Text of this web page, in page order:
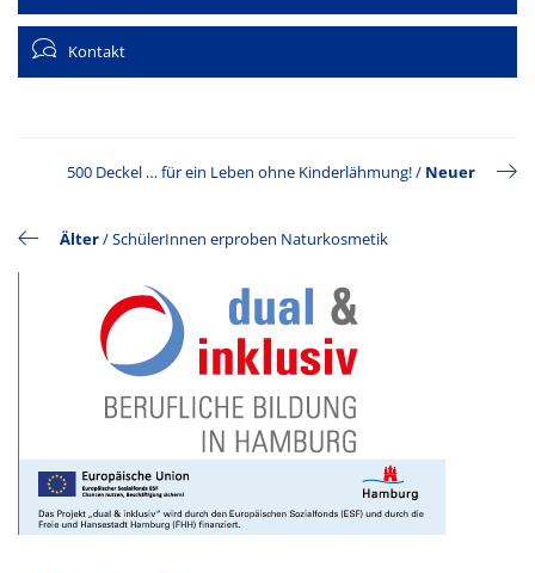
Kontakt
500 Deckel … für ein Leben ohne Kinderlähmung!/ Neuer
Älter/SchülerInnen erproben Naturkosmetik